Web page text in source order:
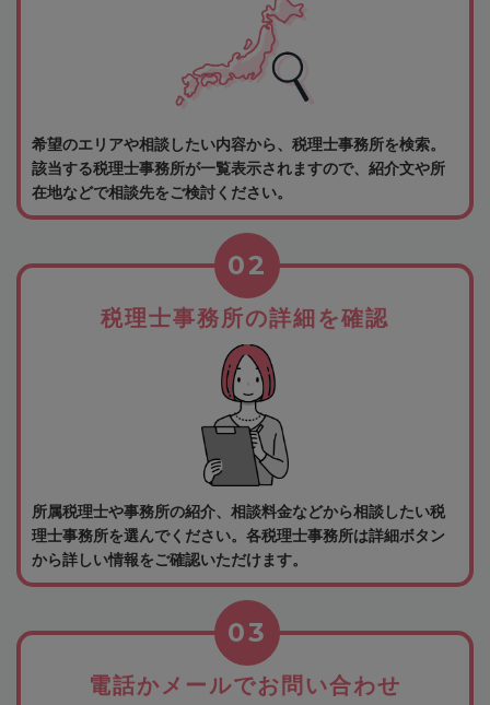
希望のエリアや相談したい内容から、税理士事務所を検索。
該当する税理士事務所が一覧表示されますので、紹介文や所
在地などで相談先をご検討ください。
税理士事務所の詳細を確認
02
所属税理士や事務所の紹介、相談料金などから相談したい税
理士事務所を選んでください。各税理士事務所は詳細ボタン
から詳しい情報をご確認いただけます。
電話かメールでお問い合わせ
03